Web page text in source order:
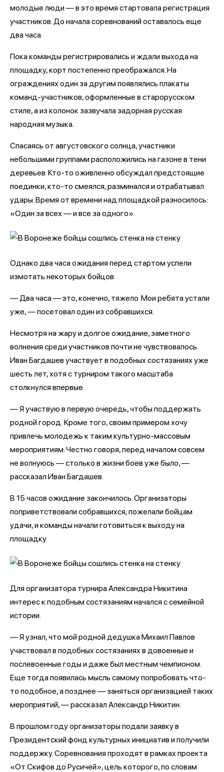
молодые люди — в это время стартовала регистрация
участников. До начала соревнований оставалось еще
два часа.
Пока команды регистрировались и ждали выхода на
площадку, корт постепенно преображался. На
ограждениях один за другим появлялись плакаты
команд-участников, оформленные в старорусском
стиле, а из колонок зазвучала задорная русская
народная музыка.
Спасаясь от августовского солнца, участники
небольшими группами расположились на газоне в тени
деревьев. Кто-то оживленно обсуждал предстоящие
поединки, кто-то смеялся, разминался и отрабатывал
удары. Время от времени над площадкой разносилось:
«Один за всех — и все за одного».
Однако два часа ожидания перед стартом успели
измотать некоторых бойцов.
— Два часа — это, конечно, тяжело. Мои ребята устали
уже, — посетовал один из собравшихся.
Несмотря на жару и долгое ожидание, заметного
волнения среди участников почти не чувствовалось.
Иван Багдашев участвует в подобных состязаниях уже
шесть лет, хотя с турниром такого масштаба
столкнулся впервые.
— Я участвую в первую очередь, чтобы поддержать
родной город. Кроме того, своим примером хочу
привлечь молодежь к таким культурно-массовым
мероприятиям. Честно говоря, перед началом совсем
не волнуюсь — столько в жизни боев уже было, —
рассказал Иван Багдашев.
В 15 часов ожидание закончилось. Организаторы
поприветствовали собравшихся, пожелали бойцам
удачи, и команды начали готовиться к выходу на
площадку.
Для организатора турнира Александра Никитина
интерес к подобным состязаниям начался с семейной
истории.
— Я узнал, что мой родной дедушка Михаил Павлов
участвовал в подобных состязаниях в довоенные и
послевоенные годы и даже был местным чемпионом.
Еще тогда появилась мысль самому попробовать что-
то подобное, а позднее — заняться организацией таких
мероприятий, — рассказал Александр Никитин.
В прошлом году организаторы подали заявку в
Президентский фонд культурных инициатив и получили
поддержку. Соревнования проходят в рамках проекта
«От Скифов до Русичей», цель которого, по словам